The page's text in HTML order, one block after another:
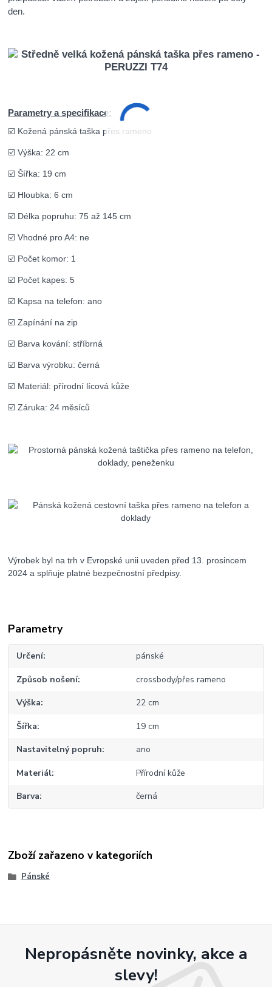
den.
Parametry a specifikace:
☑️ Kožená pánská taška přes rameno
☑️ Výška: 22 cm
☑️ Šířka: 19 cm
☑️ Hloubka: 6 cm
☑️ Délka popruhu: 75 až 145 cm
☑️ Vhodné pro A4: ne
☑️ Počet komor: 1
☑️ Počet kapes: 5
☑️ Kapsa na telefon: ano
☑️ Zapínání na zip
☑️ Barva kování: stříbrná
☑️ Barva výrobku: černá
☑️ Materiál: přírodní lícová kůže
☑️ Záruka: 24 měsíců
Výrobek byl na trh v Evropské unii uveden před 13. prosincem
2024 a splňuje platné bezpečnostní předpisy.
Parametry
Určení pánské
Způsob nošení crossbody/přes rameno
Výška 22 cm
Šířka 19 cm
Nastavitelný popruh ano
Materiál Přírodní kůže
Barva černá
Zboží zařazeno v kategoriích
Pánské
Nepropásněte novinky, akce a
slevy!